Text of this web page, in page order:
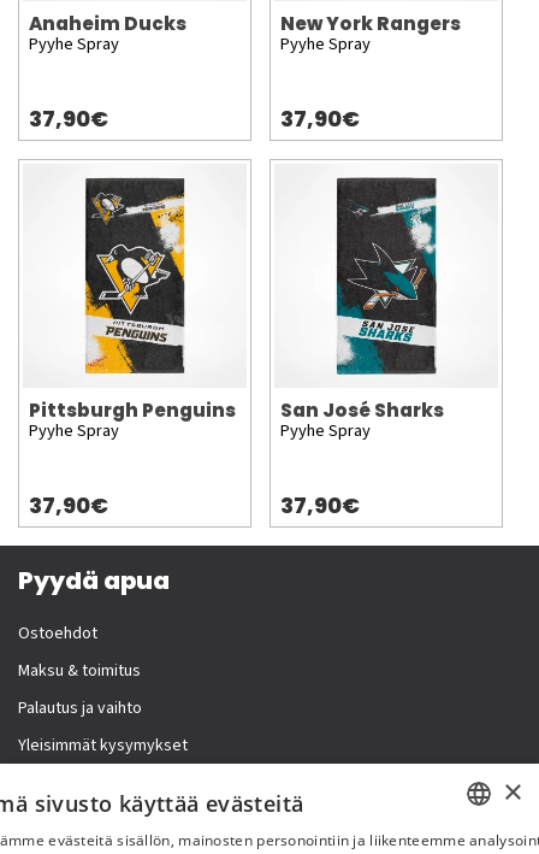
Anaheim Ducks
Pyyhe Spray
37,90€
New York Rangers
Pyyhe Spray
37,90€
Pittsburgh Penguins
Pyyhe Spray
37,90€
San José Sharks
Pyyhe Spray
37,90€
Pyydä apua
Ostoehdot
Maksu & toimitus
Palautus ja vaihto
Yleisimmät kysymykset
Lisää meistä
Yritystiedot
×
sivusto käyttää evästeitä
evästeitä sisällön, mainosten personointiin ja liikenteemme